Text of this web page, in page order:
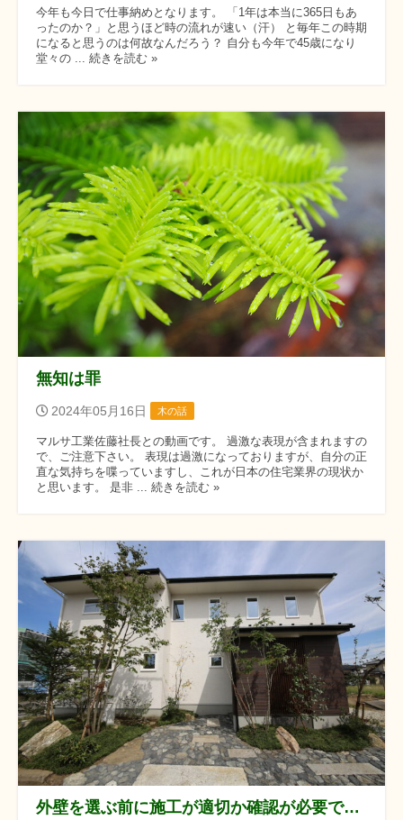
今年も今日で仕事納めとなります。 「1年は本当に365日もあ
ったのか？」と思うほど時の流れが速い（汗） と毎年この時期
になると思うのは何故なんだろう？ 自分も今年で45歳になり
堂々の ... 続きを読む »
無知は罪
2024年05月16日 木の話
マルサ工業佐藤社長との動画です。 過激な表現が含まれますの
で、ご注意下さい。 表現は過激になっておりますが、自分の正
直な気持ちを喋っていますし、これが日本の住宅業界の現状か
と思います。 是非 ... 続きを読む »
外壁を選ぶ前に施工が適切か確認が必要ですね